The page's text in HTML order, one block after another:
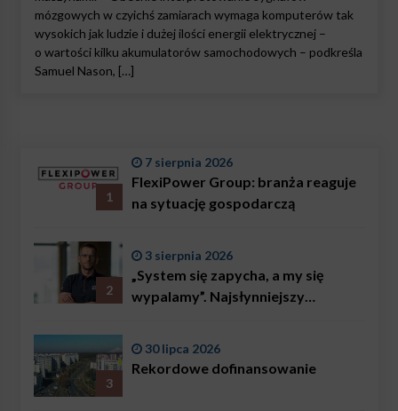
mózgowych w czyichś zamiarach wymaga komputerów tak
wysokich jak ludzie i dużej ilości energii elektrycznej –
o wartości kilku akumulatorów samochodowych – podkreśla
Samuel Nason, […]
1
7 sierpnia 2026
FlexiPower Group: branża reaguje
na sytuację gospodarczą
2
3 sierpnia 2026
„System się zapycha, a my się
wypalamy”. Najsłynniejszy
problemem są nie tylko choroby
3
30 lipca 2026
Rekordowe dofinansowanie